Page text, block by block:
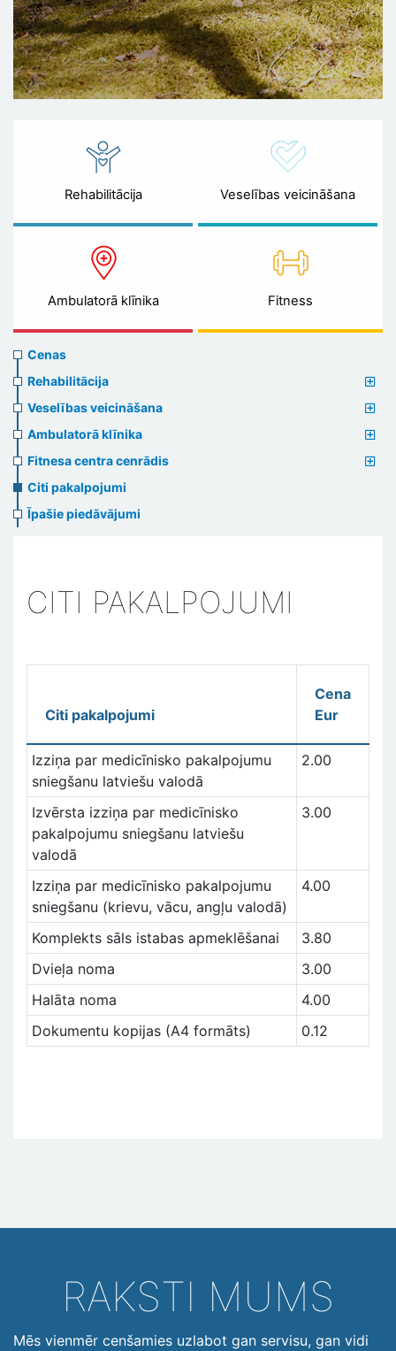
Rehabilitācija Veselības veicināšana
Ambulatorā klīnika Fitness
Prices
menu
Cenas
Rehabilitācija
Veselības veicināšana
Ambulatorā klīnika
Fitnesa centra cenrādis
Citi pakalpojumi
Īpašie piedāvājumi
CITI PAKALPOJUMI
Citi pakalpojumi
Cena
Eur
Izziņa par medicīnisko pakalpojumu
sniegšanu latviešu valodā
2.00
Izvērsta izziņa par medicīnisko
pakalpojumu sniegšanu latviešu
valodā
3.00
Izziņa par medicīnisko pakalpojumu
sniegšanu (krievu, vācu, angļu valodā)
4.00
Komplekts sāls istabas apmeklēšanai
3.80
Dvieļa noma
3.00
Halāta noma
4.00
Dokumentu kopijas (A4 formāts)
0.12
RAKSTI MUMS
Mēs vienmēr cenšamies uzlabot gan servisu, gan vidi